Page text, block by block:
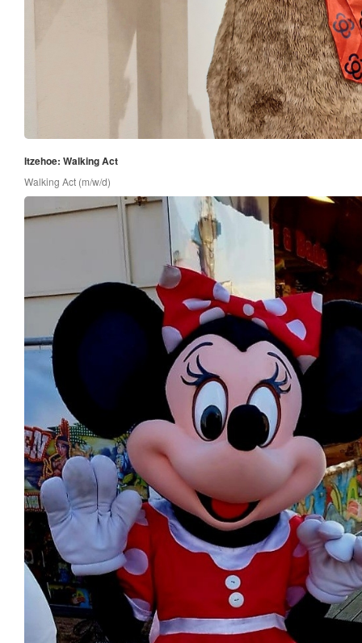
Itzehoe: Walking Act
Walking Act (m/w/d)